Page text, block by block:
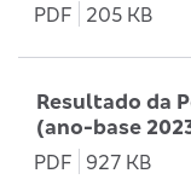
PDF
205 KB
Resultado da
(ano-base
PDF
927 KB